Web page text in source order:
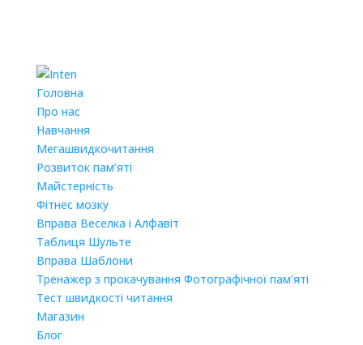
Головна
Про нас
Навчання
Мегашвидкочитання
Розвиток пам’яті
Майстерність
Фітнес мозку
Вправа Веселка і Алфавіт
Таблиця Шульте
Вправа Шаблони
Тренажер з прокачування Фотографічної пам’яті
Тест швидкості читання
Магазин
Блог